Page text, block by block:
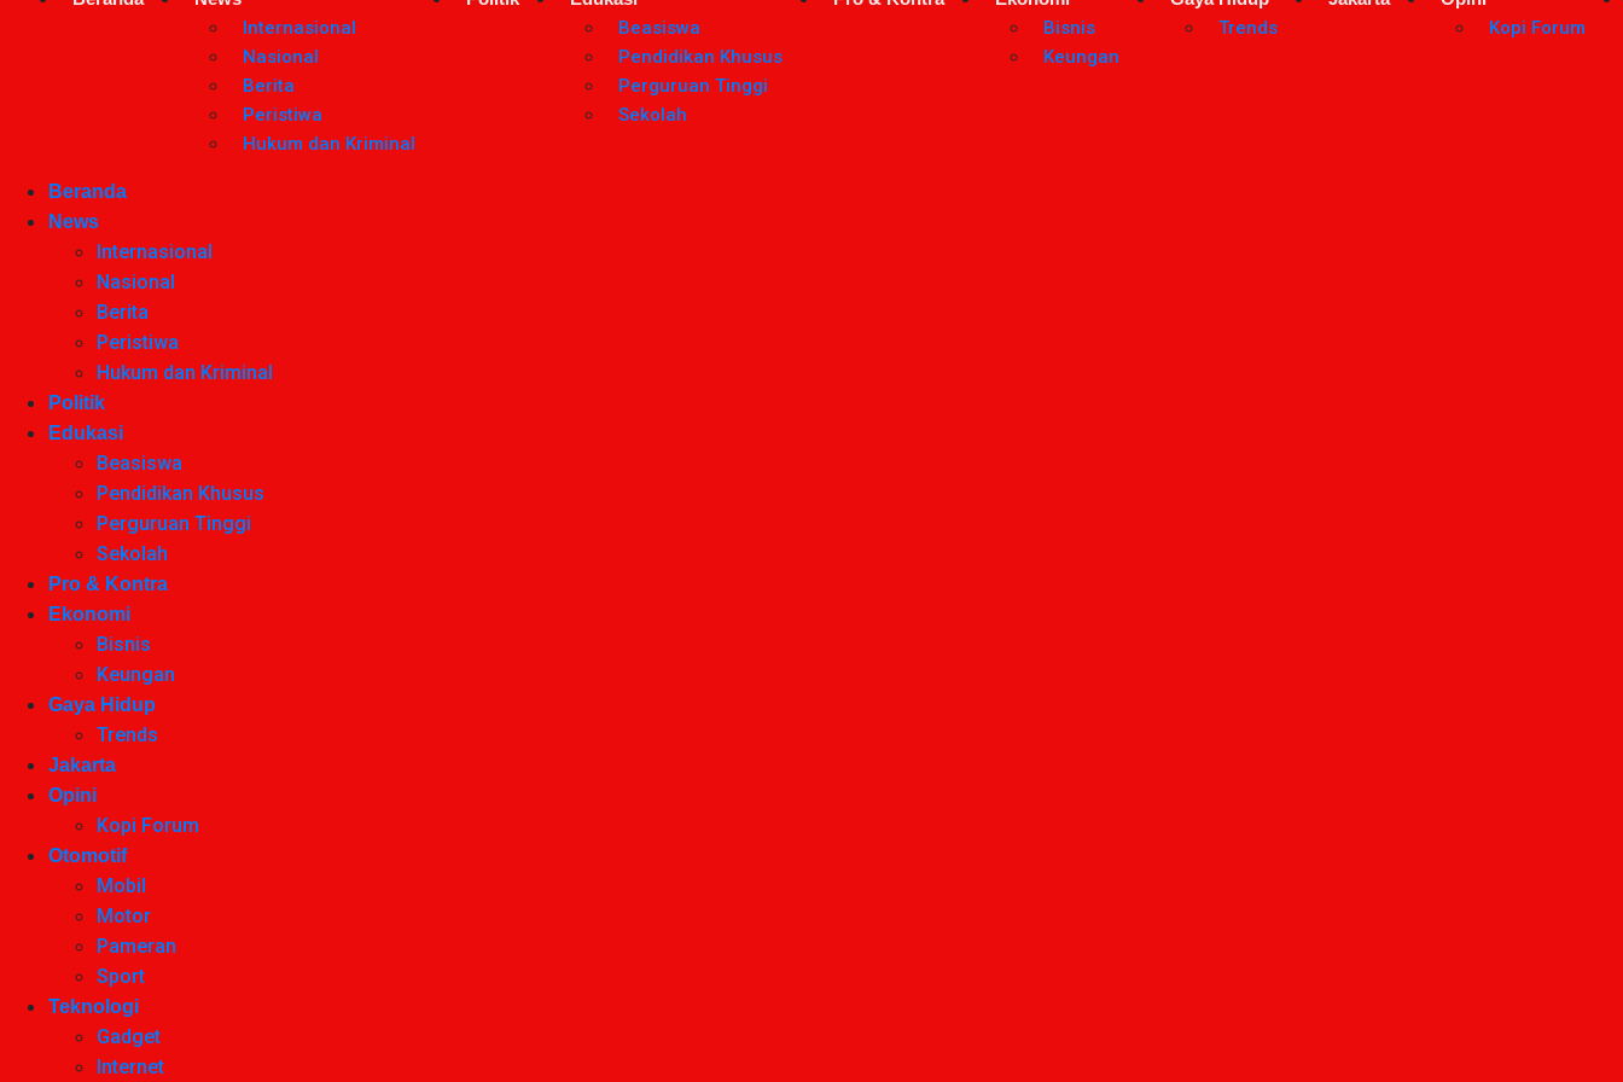
Internasional
Nasional
Berita
Peristiwa
Hukum dan Kriminal
Beasiswa
Pendidikan Khusus
Perguruan Tinggi
Sekolah
Bisnis
Keungan
Trends Kopi Forum
Beranda
News
Internasional
Nasional
Berita
Peristiwa
Hukum dan Kriminal
Politik
Edukasi
Beasiswa
Pendidikan Khusus
Perguruan Tinggi
Sekolah
Pro & Kontra
Ekonomi
Bisnis
Keungan
Gaya Hidup
Trends
Jakarta
Opini
Kopi Forum
Otomotif
Mobil
Motor
Pameran
Sport
Teknologi
Gadget
Internet